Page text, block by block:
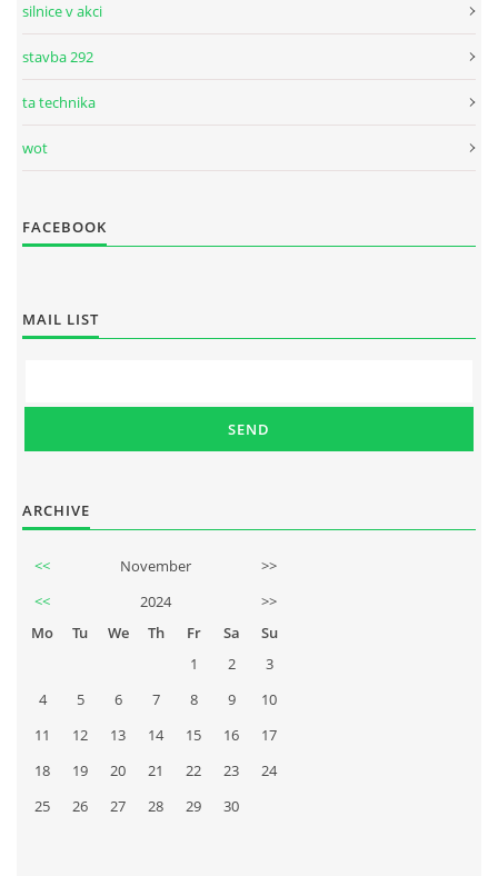
silnice v akci
stavba 292
ta technika
wot
FACEBOOK
MAIL LIST
ARCHIVE
<< November
>>
<<
2024
>>
Mo
Tu We Th Fr Sa
Su
1
2
3
4
5 6 7 8 9
10
11
12 13 14 15 16
17
18
19 20 21 22 23
24
25
26 27 28 29 30